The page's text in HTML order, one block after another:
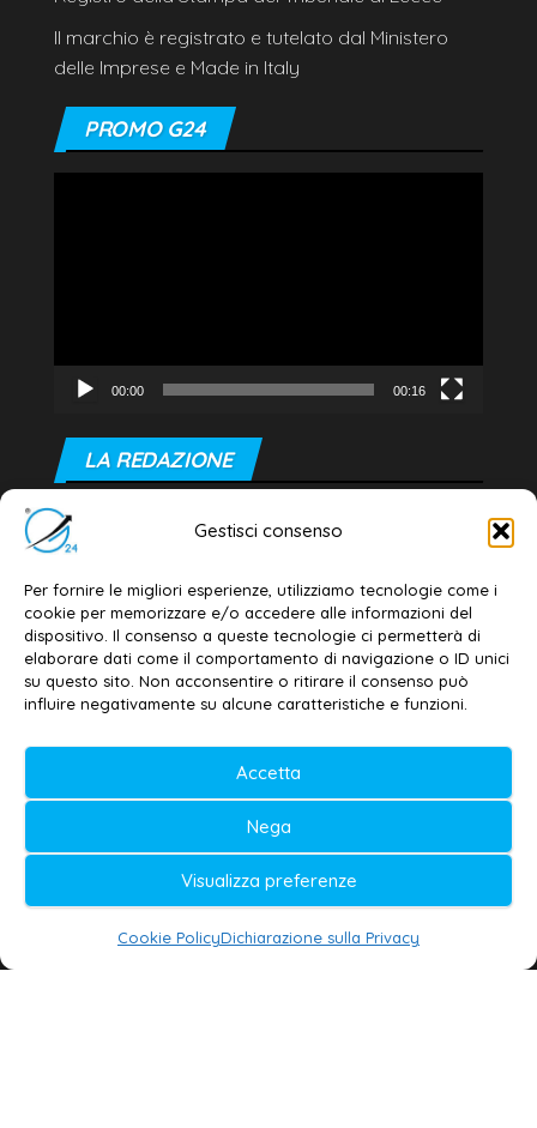
Gestisci consenso
Per fornire le migliori esperienze, utilizziamo tecnologie come i
cookie per memorizzare e/o accedere alle informazioni del
dispositivo. Il consenso a queste tecnologie ci permetterà di
elaborare dati come il comportamento di navigazione o ID unici
su questo sito. Non acconsentire o ritirare il consenso può
influire negativamente su alcune caratteristiche e funzioni.
Accetta
Nega
Visualizza preferenze
Cookie PolicyDichiarazione sulla Privacy
Il marchio è registrato e tutelato dal Ministero
delle Imprese e Made in Italy
PROMO G24
00:00 00:16
LA REDAZIONE
Editore e direttore responsabile:
Dott. Daniele G. Masciullo
Email: redazione@galatina24.it
Contatti –Disclaimer
Privacy policy –Cookie policy
Testata iscritta al n. 11/2020 Registro della
Stampa Tribunale di Lecce
Editore e direttore responsabile:
Daniele G. Masciullo